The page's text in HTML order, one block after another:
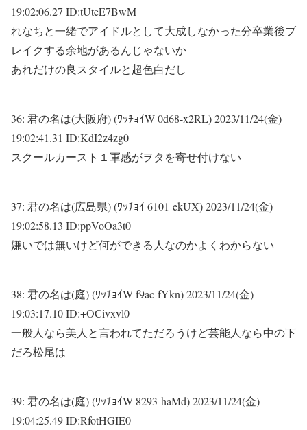
19:02:06.27 ID:tUteE7BwM
れなちと一緒でアイドルとして大成しなかった分卒業後ブ
レイクする余地があるんじゃないか
あれだけの良スタイルと超色白だし
36: 君の名は(大阪府) (ﾜｯﾁｮｲW 0d68-x2RL)2023/11/24(金)
19:02:41.31 ID:KdI2z4zg0
スクールカースト１軍感がヲタを寄せ付けない
37: 君の名は(広島県) (ﾜｯﾁｮｲ 6101-ekUX)2023/11/24(金)
19:02:58.13 ID:ppVoOa3t0
嫌いでは無いけど何ができる人なのかよくわからない
38: 君の名は(庭) (ﾜｯﾁｮｲW f9ac-fYkn)2023/11/24(金)
19:03:17.10 ID:+OCivxvl0
一般人なら美人と言われてただろうけど芸能人なら中の下
だろ松尾は
39: 君の名は(庭) (ﾜｯﾁｮｲW 8293-haMd)2023/11/24(金)
19:04:25.49 ID:RfotHGIE0